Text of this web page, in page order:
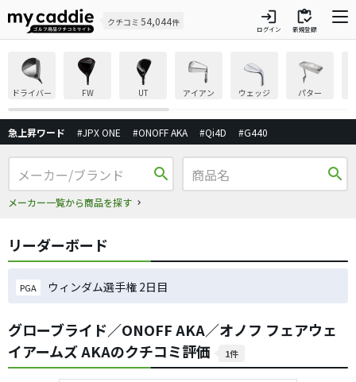
クチコミ 54,044件 login
ログイン
inventory
新規登録
ドライバー FW UT アイアン ウェッジ パター
急上昇ワード #JPX ONE #ONOFF AKA #Qi4D #G440
search
メーカー一覧から商品を探す
search
リーダーボード
PGA ウィンダム選手権 2日目
グローブライド／ONOFF AKA／オノフ フェアウェ
イアームズ AKAのクチコミ評価
1件